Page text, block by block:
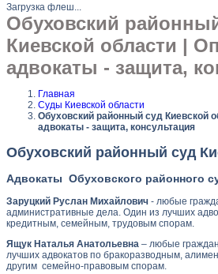
Загрузка флеш...
Обуховский
Киевской области |
адвокаты - защита,
Главная
Суды Киевской области
Обуховский районный суд Киевской
адвокаты - защита, консультация
Обуховский районный суд
Адвокаты Обуховского районного
Заруцкий Руслан Михайлович - любые
административные дела. Один из лучших
кредитным, семейным, трудовым спорам.
Ящук Наталья Анатольевна – любые
лучших адвокатов по бракоразводным,
другим семейно-правовым спорам.